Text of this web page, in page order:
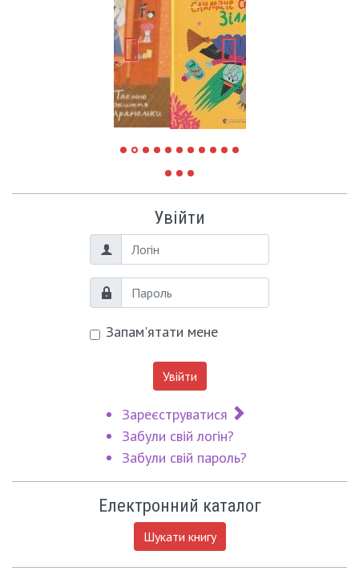
Увійти
Логін
Пароль
Запам'ятати мене
Увійти
Зареєструватися
Забули свій логін?
Забули свій пароль?
Електронний каталог
Шукати книгу